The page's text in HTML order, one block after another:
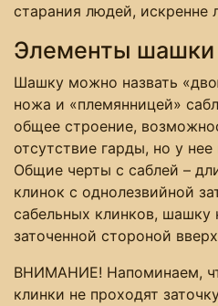
старания людей, искренне
Элементы шашки
Шашку можно назвать
ножа и «племянницей»
общее строение,
отсутствие гарды, но у
Общие черты с саблей –
клинок с однолезвийной
сабельных клинков, шашку
заточенной стороной
ВНИМАНИЕ! Напоминаем,
клинки не проходят